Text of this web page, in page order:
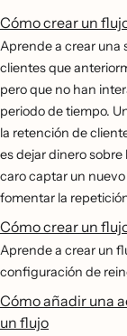
Cómo crear un
Aprende a crear una
clientes que
pero que no han
periodo de tiempo.
la retención de
es dejar dinero sobre
caro captar un
fomentar la
Cómo crear un
Aprende a crear un
configuración de
Cómo añadir una
un flujo